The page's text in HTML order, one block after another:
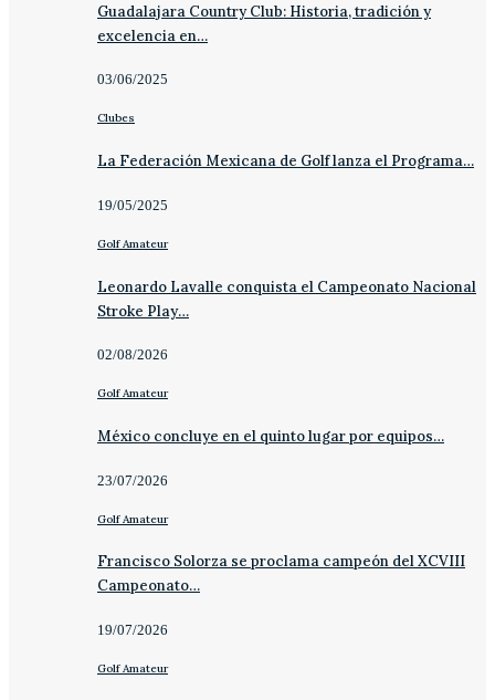
Guadalajara Country Club: Historia, tradición y
excelencia en…
03/06/2025
Clubes
La Federación Mexicana de Golf lanza el Programa…
19/05/2025
Golf Amateur
Leonardo Lavalle conquista el Campeonato Nacional
Stroke Play…
02/08/2026
Golf Amateur
México concluye en el quinto lugar por equipos…
23/07/2026
Golf Amateur
Francisco Solorza se proclama campeón del XCVIII
Campeonato…
19/07/2026
Golf Amateur